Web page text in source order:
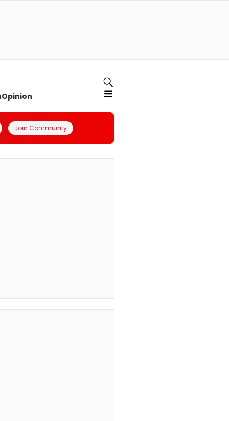
Opinion
Join Community